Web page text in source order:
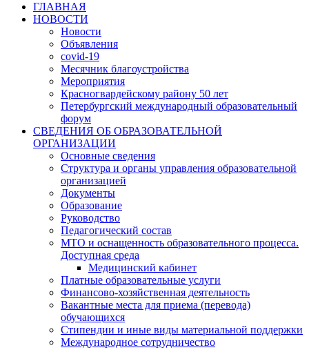
ГЛАВНАЯ
НОВОСТИ
Новости
Объявления
covid-19
Месячник благоустройства
Мероприятия
Красногвардейскому району 50 лет
Петербургский международный образовательный
форум
СВЕДЕНИЯ ОБ ОБРАЗОВАТЕЛЬНОЙ
ОРГАНИЗАЦИИ
Основные сведения
Структура и органы управления образовательной
организацией
Документы
Образование
Руководство
Педагогический состав
МТО и оснащенность образовательного процесса.
Доступная среда
Медицинский кабинет
Платные образовательные услуги
Финансово-хозяйственная деятельность
Вакантные места для приема (перевода)
обучающихся
Стипендии и иные виды материальной поддержки
Международное сотрудничество